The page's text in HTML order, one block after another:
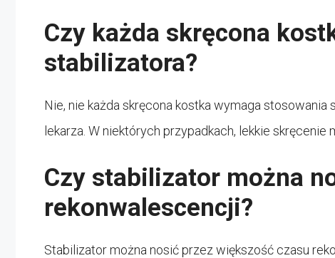
Czy każda skręcona
stabilizatora?
Nie, nie każda skręcona kostka wymaga
lekarza. W niektórych przypadkach, lekkie skręcenie
Czy stabilizator można
rekonwalescencji?
Stabilizator można nosić przez większość czasu